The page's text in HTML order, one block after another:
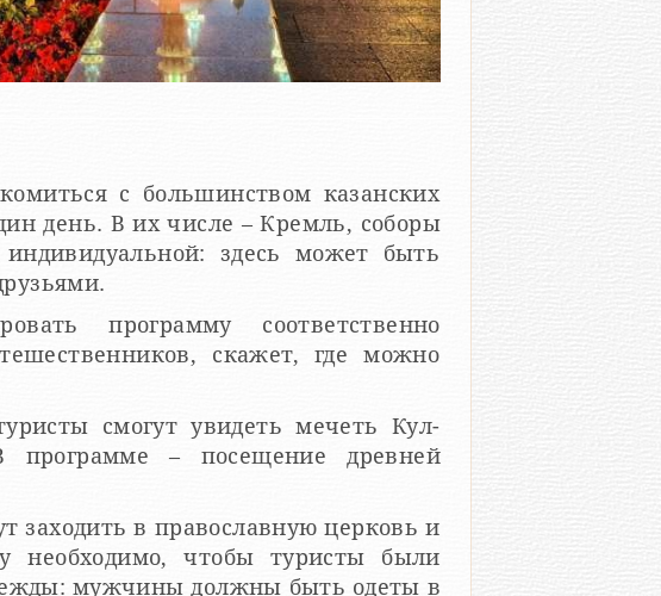
с большинством казанских
день. В их числе – Кремль, соборы
здесь может быть
программу соответственно
скажет, где можно
смогут увидеть мечеть Кул-
программе – посещение древней
заходить в православную церковь и
необходимо, чтобы туристы были
мужчины должны быть одеты в